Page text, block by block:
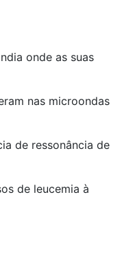
onde as suas
nas microondas
de ressonância de
de leucemia à